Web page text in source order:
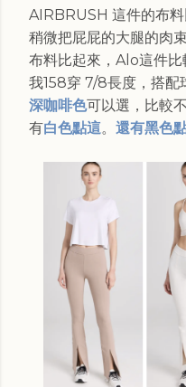
AIRBRUSH 這件的布
稍微把屁屁的大腿的
布料比起來，Alo這件比
我158穿 7/8長度，搭配
深咖啡色可以選，比較
有白色點這。 還有黑色